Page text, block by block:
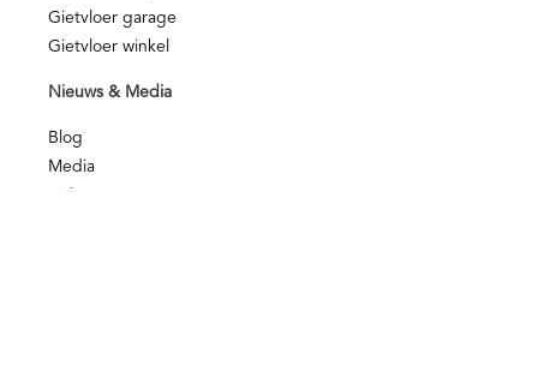
Gietvloer garage
Gietvloer winkel
Nieuws & Media
Blog
Media